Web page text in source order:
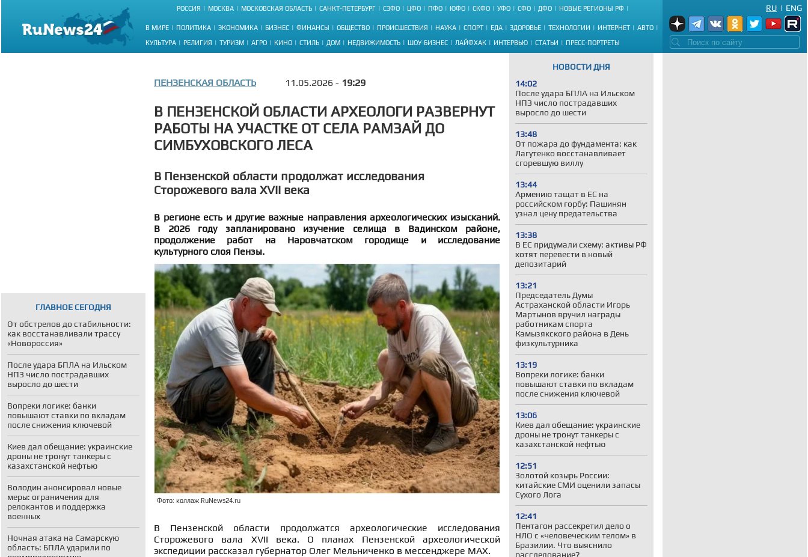
РОССИЯ МОСКВА МОСКОВСКАЯ ОБЛАСТЬ САНКТ-ПЕТЕРБУРГ СЗФО ЦФО ПФО ЮФО СКФО УФО СФО ДФО НОВЫЕ РЕГИОНЫ РФ
В МИРЕ ПОЛИТИКА ЭКОНОМИКА БИЗНЕС ФИНАНСЫ ОБЩЕСТВО ПРОИСШЕСТВИЯ НАУКА СПОРТ ЕДА ЗДОРОВЬЕ ТЕХНОЛОГИИ ИНТЕРНЕТ АВТО
КУЛЬТУРА РЕЛИГИЯ ТУРИЗМ АГРО КИНО СТИЛЬ ДОМ НЕДВИЖИМОСТЬ ШОУ-БИЗНЕС ЛАЙФХАК ИНТЕРВЬЮ СТАТЬИ ПРЕСС-ПОРТРЕТЫ
ENG
|
RU
ГЛАВНОЕ СЕГОДНЯ
От обстрелов до стабильности:
как восстанавливали трассу
«Новороссия»
После удара БПЛА на Ильском
НПЗ число пострадавших
выросло до шести
Вопреки логике: банки
повышают ставки по вкладам
после снижения ключевой
Киев дал обещание: украинские
дроны не тронут танкеры с
казахстанской нефтью
Володин анонсировал новые
меры: ограничения для
релокантов и поддержка
военных
Ночная атака на Самарскую
область: БПЛА ударили по
НОВОСТИ ДНЯ
14:02
После удара БПЛА на Ильском
НПЗ число пострадавших
выросло до шести
13:48
От пожара до фундамента: как
Лагутенко восстанавливает
сгоревшую виллу
13:44
Армению тащат в ЕС на
российском горбу: Пашинян
узнал цену предательства
13:38
В ЕС придумали схему: активы РФ
хотят перевести в новый
депозитарий
13:21
Председатель Думы
Астраханской области Игорь
Мартынов вручил награды
работникам спорта
Камызякского района в День
физкультурника
13:19
Вопреки логике: банки
повышают ставки по вкладам
после снижения ключевой
13:06
Киев дал обещание: украинские
дроны не тронут танкеры с
казахстанской нефтью
12:51
Золотой козырь России:
китайские СМИ оценили запасы
Сухого Лога
12:41
Пентагон рассекретил дело о
НЛО с «человеческим телом» в
Бразилии. Что выяснило
расследование?
ПЕНЗЕНСКАЯ ОБЛАСТЬ 11.05.2026 - 19:29
В ПЕНЗЕНСКОЙ ОБЛАСТИ АРХЕОЛОГИ РАЗВЕРНУТ
РАБОТЫ НА УЧАСТКЕ ОТ СЕЛА РАМЗАЙ ДО
СИМБУХОВСКОГО ЛЕСА
В Пензенской области продолжат исследования
Сторожевого вала XVII века
В регионе есть и другие важные направления археологических изысканий.
В 2026 году запланировано изучение селища в Вадинском районе,
продолжение работ на Наровчатском городище и исследование
культурного слоя Пензы.
Фото: коллаж RuNews24.ru
В Пензенской области продолжатся археологические исследования
Сторожевого вала XVII века. О планах Пензенской археологической
экспедиции рассказал губернатор Олег Мельниченко в мессенджере МАХ.